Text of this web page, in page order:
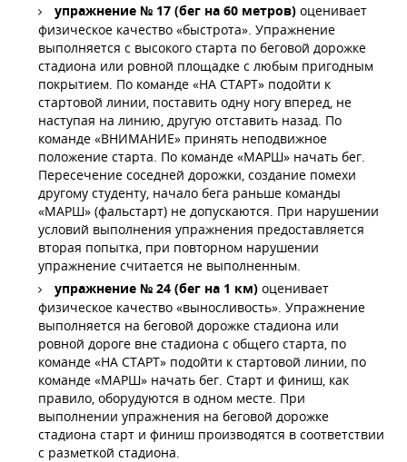
упражнение № 17 (бег на 60 метров) оценивает
физическое качество «быстрота». Упражнение
выполняется с высокого старта по беговой дорожке
стадиона или ровной площадке с любым пригодным
покрытием. По команде «НА СТАРТ» подойти к
стартовой линии, поставить одну ногу вперед, не
наступая на линию, другую отставить назад. По
команде «ВНИМАНИЕ» принять неподвижное
положение старта. По команде «МАРШ» начать бег.
Пересечение соседней дорожки, создание помехи
другому студенту, начало бега раньше команды
«МАРШ» (фальстарт) не допускаются. При нарушении
условий выполнения упражнения предоставляется
вторая попытка, при повторном нарушении
упражнение считается не выполненным.
упражнение № 24 (бег на 1 км) оценивает
физическое качество «выносливость». Упражнение
выполняется на беговой дорожке стадиона или
ровной дороге вне стадиона с общего старта, по
команде «НА СТАРТ» подойти к стартовой линии, по
команде «МАРШ» начать бег. Старт и финиш, как
правило, оборудуются в одном месте. При
выполнении упражнения на беговой дорожке
стадиона старт и финиш производятся в соответствии
с разметкой стадиона.